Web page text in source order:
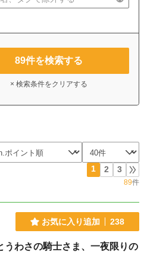
89件を検索する
× 検索条件をクリアする
1 2 3
89件
お気に入り追加 238
うわさの騎士さま、一夜限りの